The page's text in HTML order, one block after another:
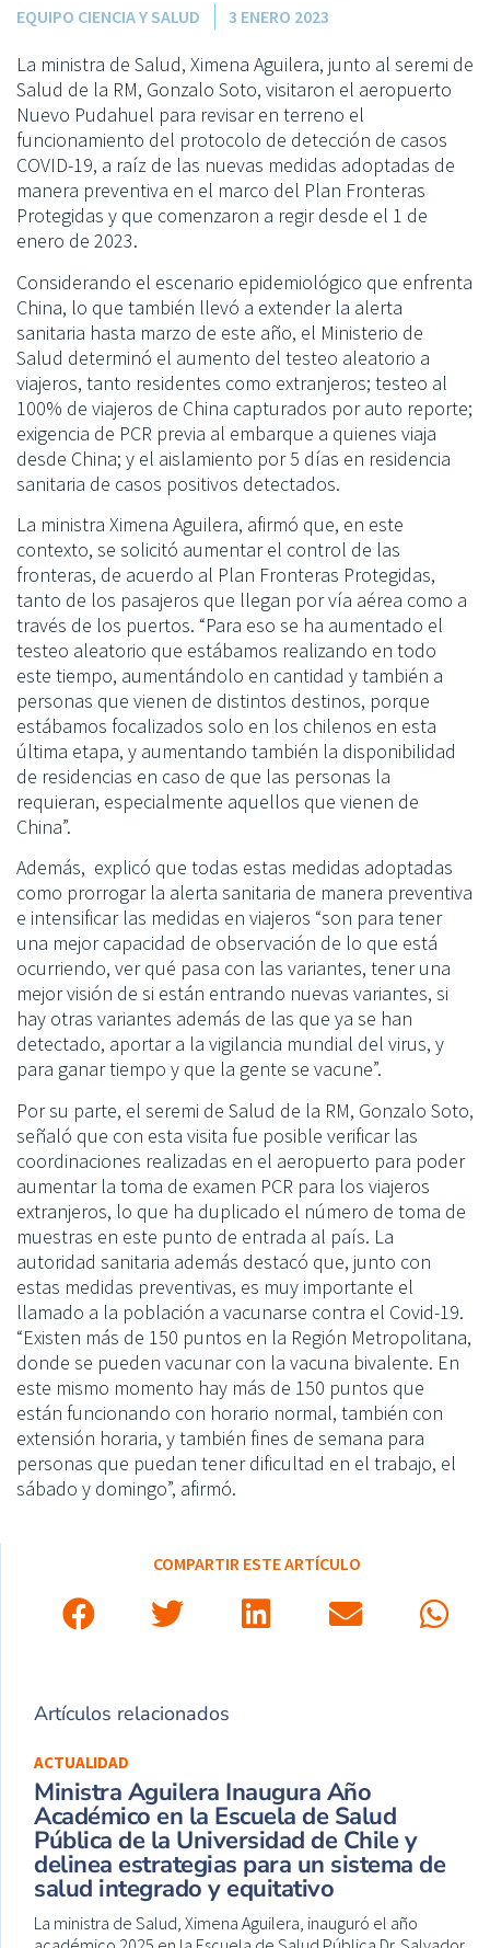
EQUIPO CIENCIA Y SALUD 3 ENERO 2023
La ministra de Salud, Ximena Aguilera, junto al seremi de
Salud de la RM, Gonzalo Soto, visitaron el aeropuerto
Nuevo Pudahuel para revisar en terreno el
funcionamiento del protocolo de detección de casos
COVID-19, a raíz de las nuevas medidas adoptadas de
manera preventiva en el marco del Plan Fronteras
Protegidas y que comenzaron a regir desde el 1 de
enero de 2023.
Considerando el escenario epidemiológico que enfrenta
China, lo que también llevó a extender la alerta
sanitaria hasta marzo de este año, el Ministerio de
Salud determinó el aumento del testeo aleatorio a
viajeros, tanto residentes como extranjeros; testeo al
100% de viajeros de China capturados por auto reporte;
exigencia de PCR previa al embarque a quienes viaja
desde China; y el aislamiento por 5 días en residencia
sanitaria de casos positivos detectados.
La ministra Ximena Aguilera, afirmó que, en este
contexto, se solicitó aumentar el control de las
fronteras, de acuerdo al Plan Fronteras Protegidas,
tanto de los pasajeros que llegan por vía aérea como a
través de los puertos. “Para eso se ha aumentado el
testeo aleatorio que estábamos realizando en todo
este tiempo, aumentándolo en cantidad y también a
personas que vienen de distintos destinos, porque
estábamos focalizados solo en los chilenos en esta
última etapa, y aumentando también la disponibilidad
de residencias en caso de que las personas la
requieran, especialmente aquellos que vienen de
China”.
Además, explicó que todas estas medidas adoptadas
como prorrogar la alerta sanitaria de manera preventiva
e intensificar las medidas en viajeros “son para tener
una mejor capacidad de observación de lo que está
ocurriendo, ver qué pasa con las variantes, tener una
mejor visión de si están entrando nuevas variantes, si
hay otras variantes además de las que ya se han
detectado, aportar a la vigilancia mundial del virus, y
para ganar tiempo y que la gente se vacune”.
Por su parte, el seremi de Salud de la RM, Gonzalo Soto,
señaló que con esta visita fue posible verificar las
coordinaciones realizadas en el aeropuerto para poder
aumentar la toma de examen PCR para los viajeros
extranjeros, lo que ha duplicado el número de toma de
muestras en este punto de entrada al país. La
autoridad sanitaria además destacó que, junto con
estas medidas preventivas, es muy importante el
llamado a la población a vacunarse contra el Covid-19.
“Existen más de 150 puntos en la Región Metropolitana,
donde se pueden vacunar con la vacuna bivalente. En
este mismo momento hay más de 150 puntos que
están funcionando con horario normal, también con
extensión horaria, y también fines de semana para
personas que puedan tener dificultad en el trabajo, el
sábado y domingo”, afirmó.
COMPARTIR ESTE ARTÍCULO
Artículos relacionados
ACTUALIDAD
Ministra Aguilera Inaugura Año
Académico en la Escuela de Salud
Pública de la Universidad de Chile y
delinea estrategias para un sistema de
salud integrado y equitativo
La ministra de Salud, Ximena Aguilera, inauguró el año